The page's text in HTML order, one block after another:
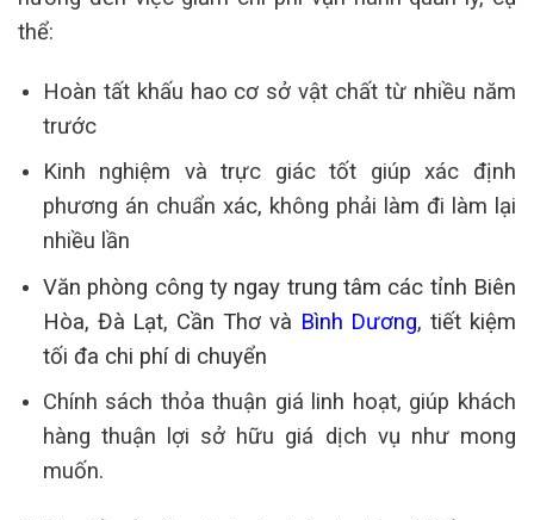
thể:
Hoàn tất khấu hao cơ sở vật chất từ nhiều năm
trước
Kinh nghiệm và trực giác tốt giúp xác định
phương án chuẩn xác, không phải làm đi làm lại
nhiều lần
Văn phòng công ty ngay trung tâm các tỉnh Biên
Hòa, Đà Lạt, Cần Thơ và Bình Dương, tiết kiệm
tối đa chi phí di chuyển
Chính sách thỏa thuận giá linh hoạt, giúp khách
hàng thuận lợi sở hữu giá dịch vụ như mong
muốn.